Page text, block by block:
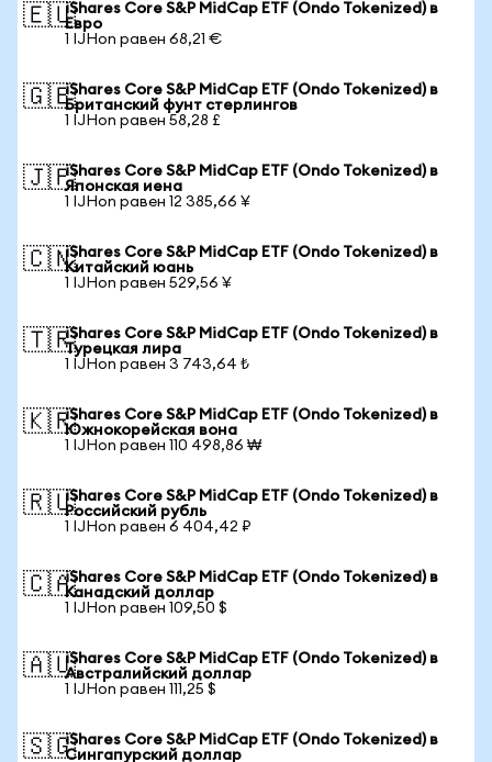
🇪🇺iShares Core S&P MidCap ETF (Ondo Tokenized) в
Евро
1 IJHon равен 68,21 €
🇬🇧iShares Core S&P MidCap ETF (Ondo Tokenized) в
Британский фунт стерлингов
1 IJHon равен 58,28 £
🇯🇵iShares Core S&P MidCap ETF (Ondo Tokenized) в
Японская иена
1 IJHon равен 12 385,66 ¥
🇨🇳iShares Core S&P MidCap ETF (Ondo Tokenized) в
Китайский юань
1 IJHon равен 529,56 ¥
🇹🇷iShares Core S&P MidCap ETF (Ondo Tokenized) в
Турецкая лира
1 IJHon равен 3 743,64 ₺
🇰🇷iShares Core S&P MidCap ETF (Ondo Tokenized) в
Южнокорейская вона
1 IJHon равен 110 498,86 ₩
🇷🇺iShares Core S&P MidCap ETF (Ondo Tokenized) в
Российский рубль
1 IJHon равен 6 404,42 ₽
🇨🇦iShares Core S&P MidCap ETF (Ondo Tokenized) в
Канадский доллар
1 IJHon равен 109,50 $
🇦🇺iShares Core S&P MidCap ETF (Ondo Tokenized) в
Австралийский доллар
1 IJHon равен 111,25 $
🇸🇬iShares Core S&P MidCap ETF (Ondo Tokenized) в
Сингапурский доллар